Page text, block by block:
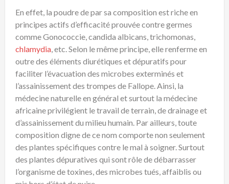
En effet, la poudre de par sa composition est riche en
principes actifs d’efficacité prouvée contre germes
comme Gonococcie, candida albicans, trichomonas,
chlamydia, etc. Selon le même principe, elle renferme en
outre des éléments diurétiques et dépuratifs pour
faciliter l’évacuation des microbes exterminés et
l’assainissement des trompes de Fallope. Ainsi, la
médecine naturelle en général et surtout la médecine
africaine privilégient le travail de terrain, de drainage et
d’assainissement du milieu humain. Par ailleurs, toute
composition digne de ce nom comporte non seulement
des plantes spécifiques contre le mal à soigner. Surtout
des plantes dépuratives qui sont rôle de débarrasser
l’organisme de toxines, des microbes tués, affaiblis ou